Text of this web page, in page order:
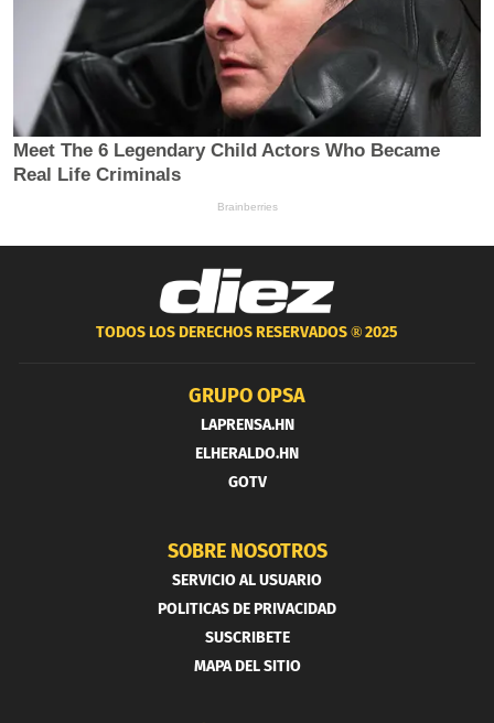
TODOS LOS DERECHOS RESERVADOS ®2025
GRUPO OPSA
LAPRENSA.HN
ELHERALDO.HN
GOTV
SOBRE NOSOTROS
SERVICIO AL USUARIO
POLITICAS DE PRIVACIDAD
SUSCRIBETE
MAPA DEL SITIO